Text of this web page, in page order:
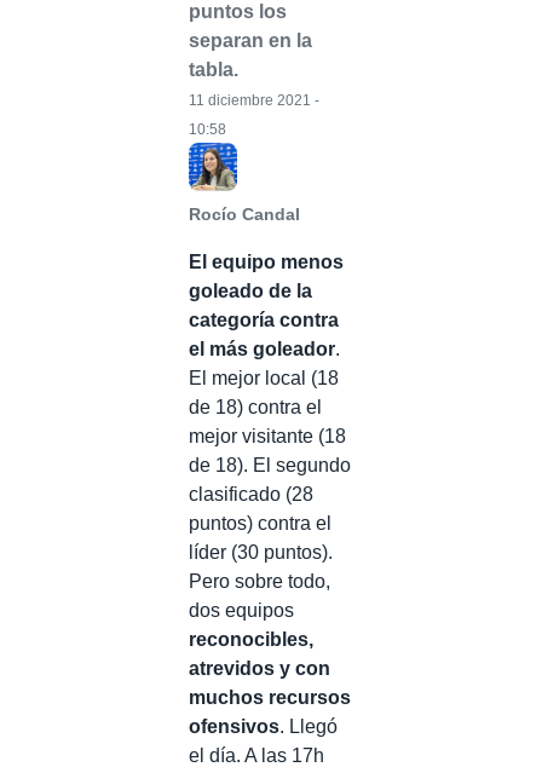
puntos los
separan en la
tabla.
Rocío Candal
11 diciembre 2021 -
10:58
El equipo menos
goleado de la
categoría contra
el más goleador.
El mejor local (18
de 18) contra el
mejor visitante (18
de 18). El segundo
clasificado (28
puntos) contra el
líder (30 puntos).
Pero sobre todo,
dos equipos
reconocibles,
atrevidos y con
muchos recursos
ofensivos. Llegó
el día. A las 17h